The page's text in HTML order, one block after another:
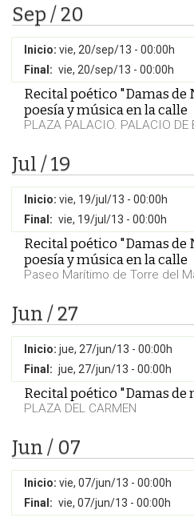
Sep / 20
Inicio: vie, 20/sep/13 - 00:00h
Final: vie, 20/sep/13 - 00:00h
Recital poético "Damas de
poesía y música en la calle
PLAZA PALACIO. PALACIO DE
Jul / 19
Inicio: vie, 19/jul/13 - 00:00h
Final: vie, 19/jul/13 - 00:00h
Recital poético "Damas de
poesía y música en la calle
Paseo Marítimo de Torre del
Jun / 27
Inicio: jue, 27/jun/13 - 00:00h
Final: jue, 27/jun/13 - 00:00h
Recital poético "Damas de
PLAZA DEL CARMEN
Jun / 07
Inicio: vie, 07/jun/13 - 00:00h
Final: vie, 07/jun/13 - 00:00h